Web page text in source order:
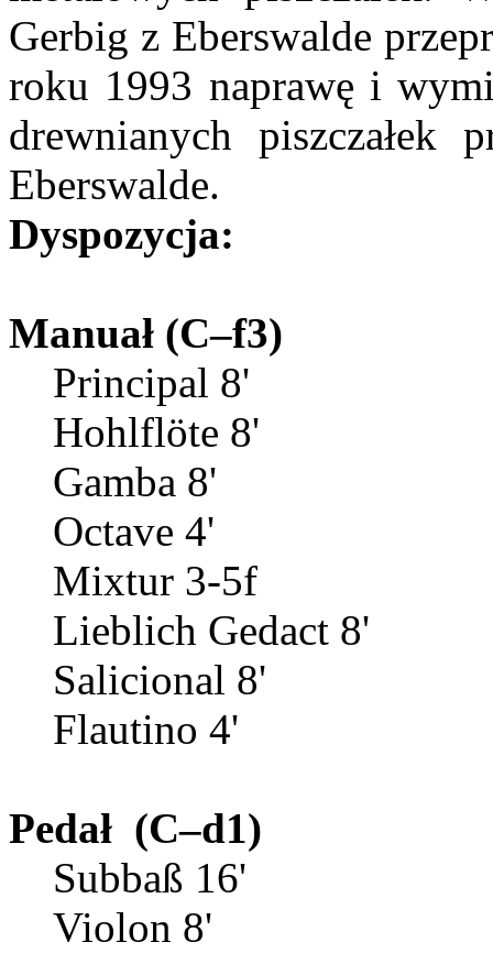
Gerbig z Eberswalde
roku 1993 naprawę i
drewnianych piszczałek
Eberswalde.
Dyspozycja:
Manuał (C–f3)
Principal 8'
Hohlflöte 8'
Gamba 8'
Octave 4'
Mixtur 3-5f
Lieblich Gedact 8'
Salicional 8'
Flautino 4'
Pedał (C–d1)
Subbaß 16'
Violon 8'